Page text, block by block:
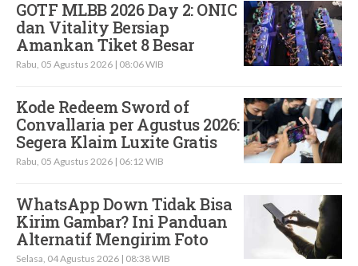
GOTF MLBB 2026 Day 2: ONIC
dan Vitality Bersiap
Amankan Tiket 8 Besar
Rabu, 05 Agustus 2026 | 08:06 WIB
Kode Redeem Sword of
Convallaria per Agustus 2026:
Segera Klaim Luxite Gratis
Rabu, 05 Agustus 2026 | 06:12 WIB
WhatsApp Down Tidak Bisa
Kirim Gambar? Ini Panduan
Alternatif Mengirim Foto
Selasa, 04 Agustus 2026 | 08:38 WIB